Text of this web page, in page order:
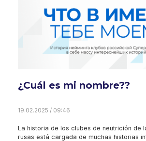
¿Cuál es mi nombre??
19.02.2025 / 09:46
La historia de los clubes de neutrición de
rusas está cargada de muchas historias